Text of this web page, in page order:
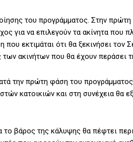
του προγράμματος. Στην
για να επιλεγούν τα ακίνητα που
εκτιμάται ότι θα ξεκινήσει τον
των ακινήτων που θα έχουν περάσει
την πρώτη φάση του προγράμματος
κατοικιών και στη συνέχεια θα
βάρος της κάλυψης θα πέφτει